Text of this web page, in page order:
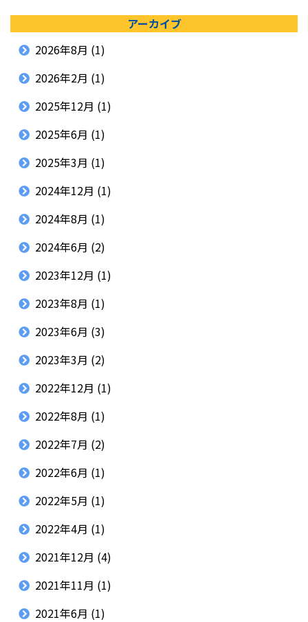
アーカイブ
2026年8月 (1)
2026年2月 (1)
2025年12月 (1)
2025年6月 (1)
2025年3月 (1)
2024年12月 (1)
2024年8月 (1)
2024年6月 (2)
2023年12月 (1)
2023年8月 (1)
2023年6月 (3)
2023年3月 (2)
2022年12月 (1)
2022年8月 (1)
2022年7月 (2)
2022年6月 (1)
2022年5月 (1)
2022年4月 (1)
2021年12月 (4)
2021年11月 (1)
2021年6月 (1)